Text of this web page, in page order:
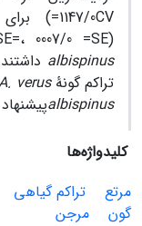
1147/0CV=) برای
(5609/0RMSE=، 0007/0 =SE و 0320/0 CV=) برای
albispinus
تراکم گونۀverus
albispinus
کلیدواژه‌ها
مرتع
تراکم گیاهی
گون
مرجن